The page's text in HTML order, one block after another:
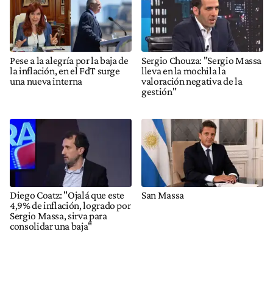
Pese a la alegría por la baja de
la inflación, en el FdT surge
una nueva interna
Sergio Chouza: "Sergio Massa
lleva en la mochila la
valoración negativa de la
gestión"
Diego Coatz: "Ojalá que este
4,9% de inflación, logrado por
Sergio Massa, sirva para
consolidar una baja"
San Massa